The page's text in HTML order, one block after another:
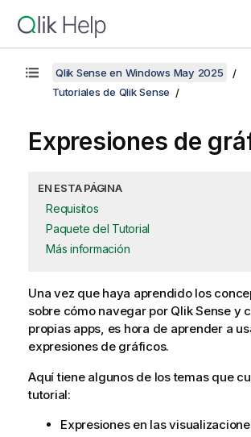
Qlik Sense en Windows May 2025
Tutoriales de Qlik Sense
Expresiones de
EN ESTA PÁGINA
Requisitos
Paquete del Tutorial
Más información
Una vez que haya aprendido los
sobre cómo navegar por Qlik Sensey
propias apps, es hora de aprender a
expresiones de gráficos.
Aquí tiene algunos de los temas que
tutorial:
Expresiones en las